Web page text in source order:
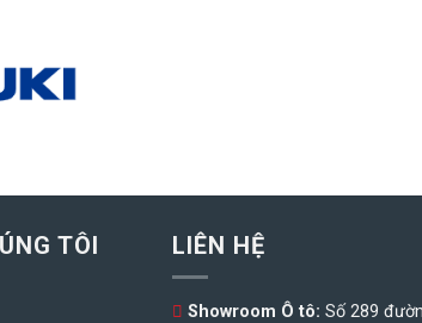
TÔI LIÊN HỆ
Showroom Ô tô: Số 289